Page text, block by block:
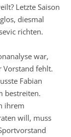
Letzte Saison
diesmal
richten.
war,
Vorstand fehlt.
Fabian
bestreiten.
ihrem
will, muss